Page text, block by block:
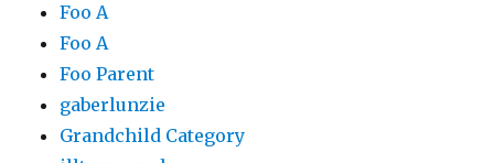
Foo A
Foo A
Foo Parent
gaberlunzie
Grandchild Category